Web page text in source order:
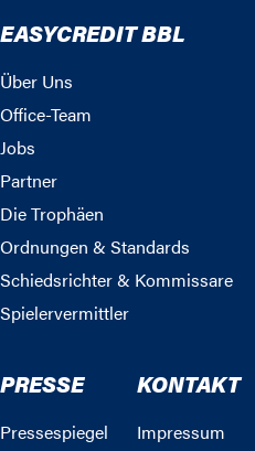
EASYCREDIT BBL
Über Uns
Office-Team
Jobs
Partner
Die Trophäen
Ordnungen & Standards
Schiedsrichter & Kommissare
Spielervermittler
PRESSE
Pressespiegel
KONTAKT
Impressum